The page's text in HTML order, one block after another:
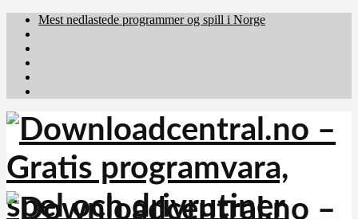
Mest nedlastede programmer og spill i Norge